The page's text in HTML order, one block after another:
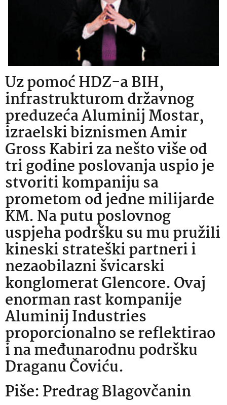
Uz pomoć HDZ-a BIH,
infrastrukturom državnog
preduzeća Aluminij Mostar,
izraelski biznismen Amir
Gross Kabiri za nešto više od
tri godine poslovanja uspio je
stvoriti kompaniju sa
prometom od jedne milijarde
KM. Na putu poslovnog
uspjeha podršku su mu pružili
kineski strateški partneri i
nezaobilazni švicarski
konglomerat Glencore. Ovaj
enorman rast kompanije
Aluminij Industries
proporcionalno se reflektirao
i na međunarodnu podršku
Draganu Čoviću.
Piše: Predrag Blagovčanin